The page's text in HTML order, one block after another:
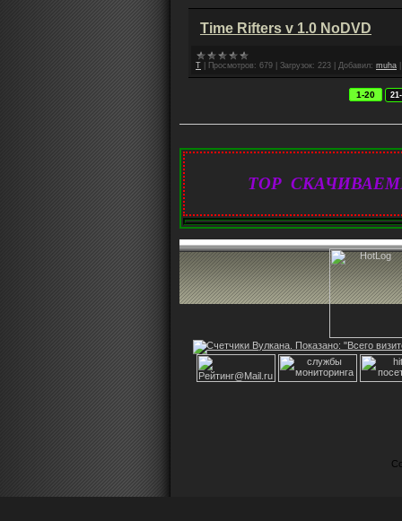
Time Rifters v 1.0 NoDVD
T Просмотров: 679 Загрузок: 223 Добавил: muha
1-20
TOP